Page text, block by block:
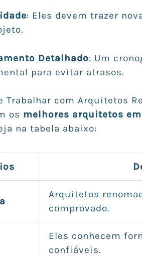
: Eles devem trazer
Detalhado: Um
para evitar atrasos.
Trabalhar com Arquitetos
os melhores arquitetos em
na tabela abaixo:
Arquitetos
comprovado.
Eles conhecem
confiáveis.